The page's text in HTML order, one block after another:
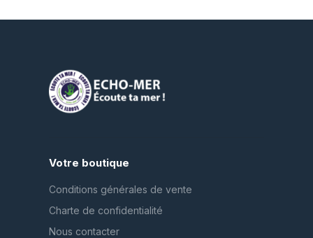
Votre boutique
Conditions générales de vente
Charte de confidentialité
Nous contacter